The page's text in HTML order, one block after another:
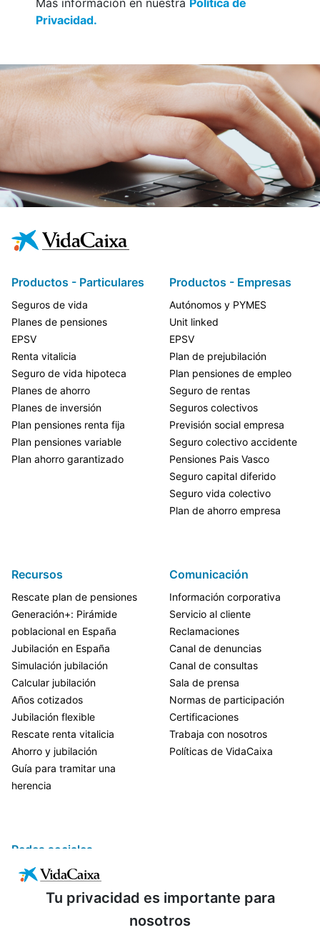
Tu privacidad es importante para
nosotros
Más información en nuestra Política de
Privacidad.
Productos - Particulares
Seguros de vida
Planes de pensiones
EPSV
Renta vitalicia
Seguro de vida hipoteca
Planes de ahorro
Planes de inversión
Plan pensiones renta fija
Plan pensiones variable
Plan ahorro garantizado
Productos - Empresas
Autónomos y PYMES
Unit linked
EPSV
Plan de prejubilación
Plan pensiones de empleo
Seguro de rentas
Seguros colectivos
Previsión social empresa
Seguro colectivo accidente
Pensiones Pais Vasco
Seguro capital diferido
Seguro vida colectivo
Plan de ahorro empresa
Recursos
Rescate plan de pensiones
Generación+: Pirámide
poblacional en España
Jubilación en España
Simulación jubilación
Calcular jubilación
Años cotizados
Jubilación flexible
Rescate renta vitalicia
Ahorro y jubilación
Guía para tramitar una
herencia
Comunicación
Información corporativa
Servicio al cliente
Reclamaciones
Canal de denuncias
Canal de consultas
Sala de prensa
Normas de participación
Certificaciones
Trabaja con nosotros
Políticas de VidaCaixa
Redes sociales